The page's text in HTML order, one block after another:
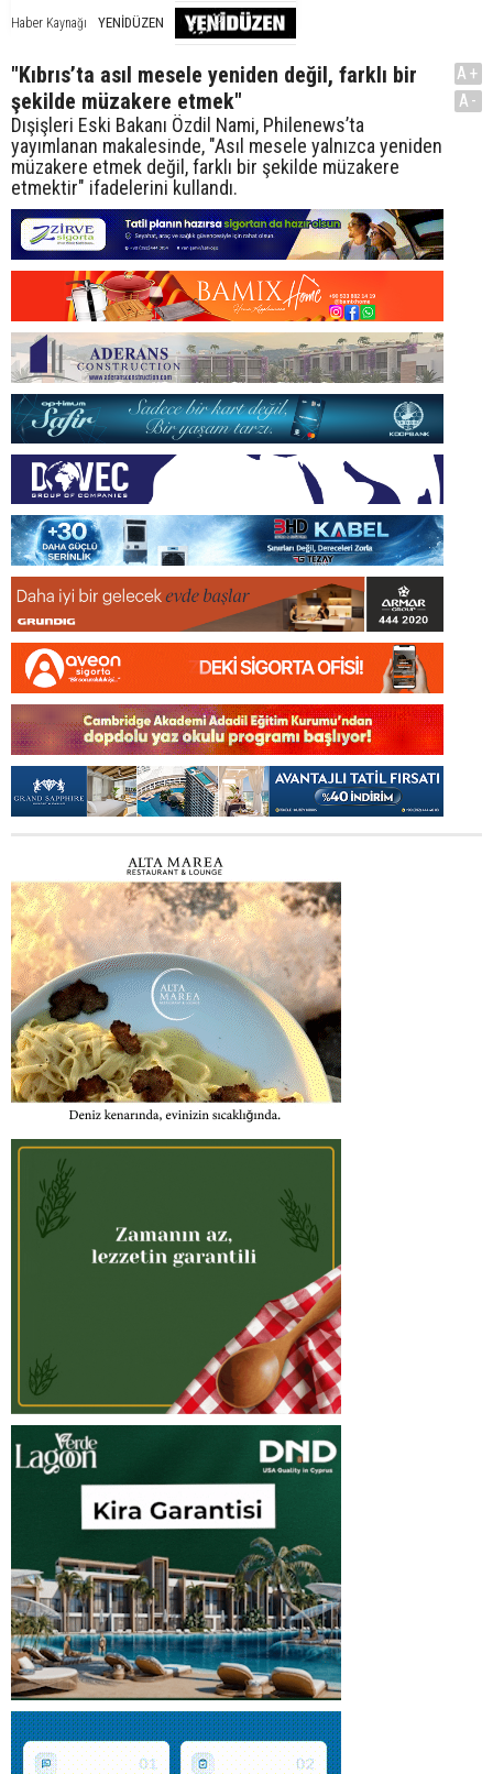
Haber Kaynağı YENİDÜZEN
"Kıbrıs’ta asıl mesele yeniden değil, farklı bir
şekilde müzakere etmek"
Dışişleri Eski Bakanı Özdil Nami, Philenews’ta
yayımlanan makalesinde, "Asıl mesele yalnızca yeniden
müzakere etmek değil, farklı bir şekilde müzakere
etmektir" ifadelerini kullandı.
A+
A-